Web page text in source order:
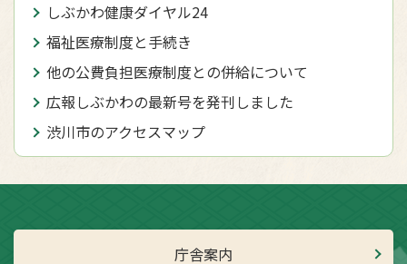
しぶかわ健康ダイヤル24
福祉医療制度と手続き
他の公費負担医療制度との併給について
広報しぶかわの最新号を発刊しました
渋川市のアクセスマップ
庁舎案内